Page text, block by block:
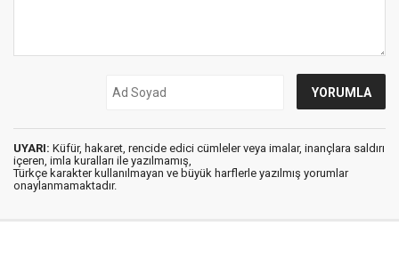
UYARI: Küfür, hakaret, rencide edici cümleler veya imalar, inançlara saldırı
içeren, imla kuralları ile yazılmamış,
Türkçe karakter kullanılmayan ve büyük harflerle yazılmış yorumlar
onaylanmamaktadır.